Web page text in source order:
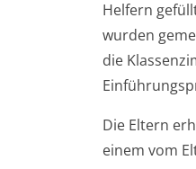
Helfern
wurden
die
Die Eltern
einem vom